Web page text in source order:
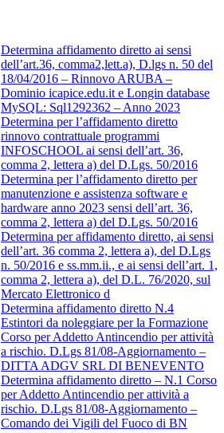
Determina affidamento diretto ai sensi
dell’art.36, comma2,lett.a), D.lgs n. 50 del
18/04/2016 – Rinnovo ARUBA –
Dominio icapice.edu.it e Longin database
MySQL: Sql1292362 – Anno 2023
Determina per l’affidamento diretto
rinnovo contrattuale programmi
INFOSCHOOL ai sensi dell’art. 36,
comma 2, lettera a) del D.Lgs. 50/2016
Determina per l’affidamento diretto per
manutenzione e assistenza software e
hardware anno 2023 sensi dell’art. 36,
comma 2, lettera a) del D.Lgs. 50/2016
Determina per affidamento diretto, ai sensi
dell’art. 36 comma 2, lettera a), del D.Lgs
n. 50/2016 e ss.mm.ii., e ai sensi dell’art. 1,
comma 2, lettera a), del D.L. 76/2020, sul
Mercato Elettronico d
Determina affidamento diretto N.4
Estintori da noleggiare per la Formazione
Corso per Addetto Antincendio per attività
a rischio. D.Lgs 81/08-Aggiornamento –
DITTA ADGV SRL DI BENEVENTO
Determina affidamento diretto – N.1 Corso
per Addetto Antincendio per attività a
rischio. D.Lgs 81/08-Aggiornamento –
Comando dei Vigili del Fuoco di BN